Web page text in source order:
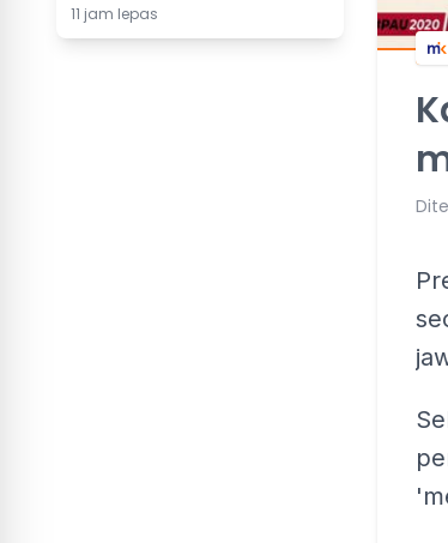
11 jam lepas